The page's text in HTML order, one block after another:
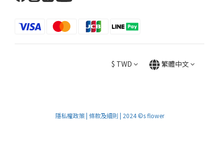
$ TWD 繁體中文
隱私權政策 | 條款及細則 | 2024 ©s flower